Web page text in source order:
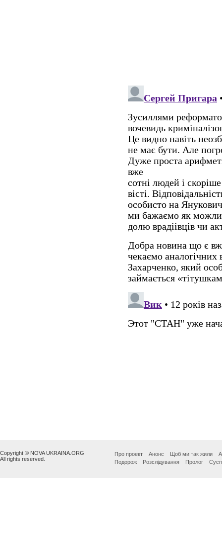
Copyright © NOVA UKRAINA.ORG
All rights reserved.
Про проект Анонс Щоб ми так жили
Подорож
Розслідування Пролог